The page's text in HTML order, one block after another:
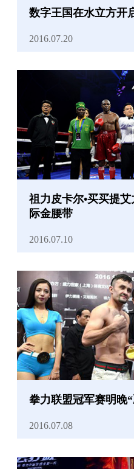
数字王国在水立方开
2016.07.20
祖力皮卡尔•买买提
际金腰带
2016.07.10
拳力联盟冠军赛明晚
2016.07.08